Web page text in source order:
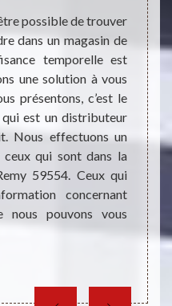
possible de trouver
dans un magasin de
temporelle est
une solution à vous
présentons, c’est le
est un distributeur
Nous effectuons un
qui sont dans la
59554. Ceux qui
concernant
nous pouvons vous
Les
dans
il est